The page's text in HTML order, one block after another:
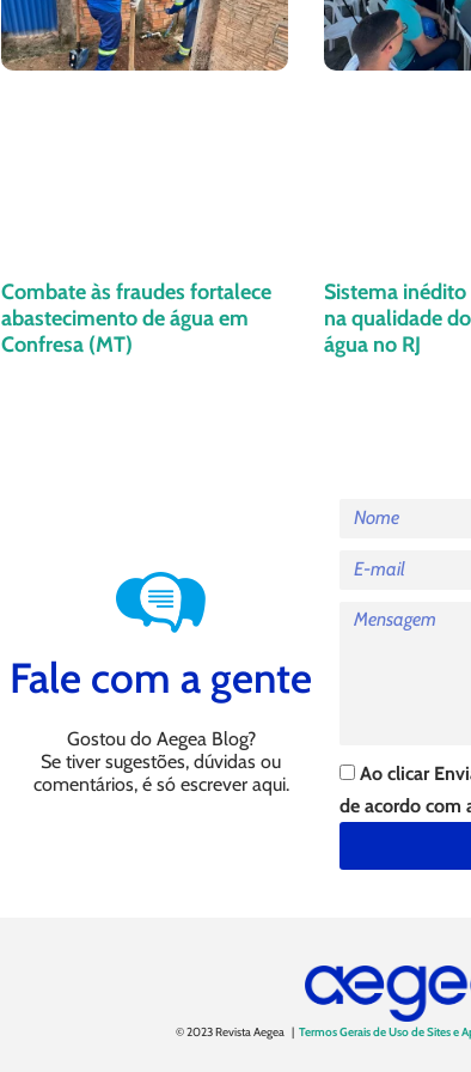
Combate às fraudes fortalece
abastecimento de água em
Confresa (MT)
Sistema
na qualidade
água no RJ
Fale com a gente
Gostou do Aegea Blog?
Se tiver sugestões, dúvidas ou
comentários, é só escrever aqui.
Ao clicar
de acordo com
© 2023 Revista Aegea | Termos Gerais de Uso de Sites e